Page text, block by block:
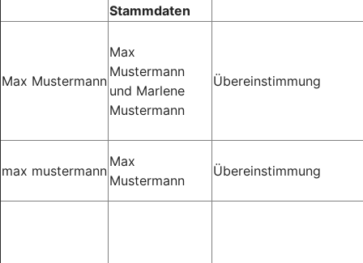
Stammdaten
Max Mustermann
Max
Mustermann
und Marlene
Mustermann
Übereinstimmung
max mustermann
Max
Mustermann
Übereinstimmung